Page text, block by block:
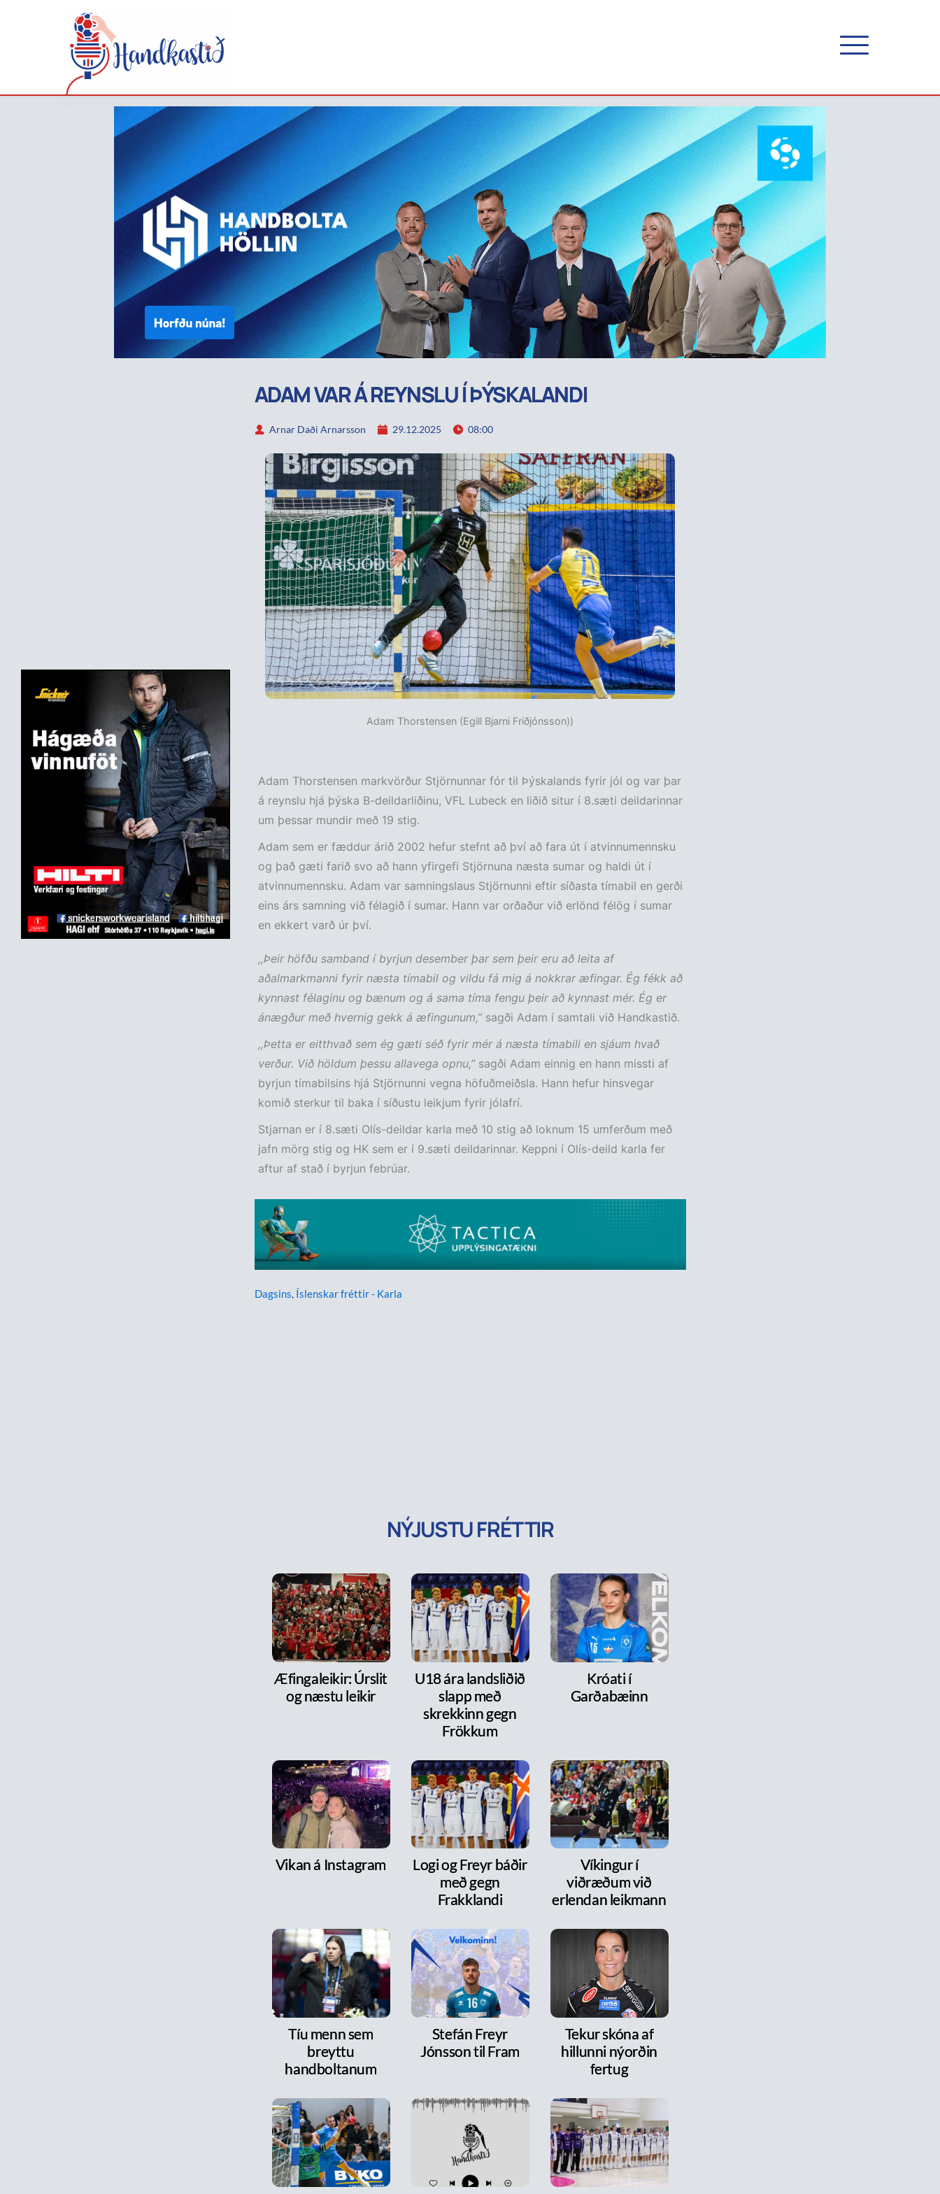
ADAM VAR Á REYNSLU Í ÞÝSKALANDI
Arnar Daði Arnarsson 29.12.2025 08:00
Adam Thorstensen (Egill Bjarni Friðjónsson))
Adam Thorstensen markvörður Stjörnunnar fór til Þýskalands fyrir jól og var þar
á reynslu hjá þýska B-deildarliðinu, VFL Lubeck en liðið situr í 8.sæti deildarinnar
um þessar mundir með 19 stig.
Adam sem er fæddur árið 2002 hefur stefnt að því að fara út í atvinnumennsku
og það gæti farið svo að hann yfirgefi Stjörnuna næsta sumar og haldi út í
atvinnumennsku. Adam var samningslaus Stjörnunni eftir síðasta tímabil en gerði
eins árs samning við félagið í sumar. Hann var orðaður við erlönd félög í sumar
en ekkert varð úr því.
,,Þeir höfðu samband í byrjun desember þar sem þeir eru að leita af
aðalmarkmanni fyrir næsta tímabil og vildu fá mig á nokkrar æfingar. Ég fékk að
kynnast félaginu og bænum og á sama tíma fengu þeir að kynnast mér. Ég er
ánægður með hvernig gekk á æfingunum,”sagði Adam í samtali við Handkastið.
,,Þetta er eitthvað sem ég gæti séð fyrir mér á næsta tímabili en sjáum hvað
verður. Við höldum þessu allavega opnu,”sagði Adam einnig en hann missti af
byrjun tímabilsins hjá Stjörnunni vegna höfuðmeiðsla. Hann hefur hinsvegar
komið sterkur til baka í síðustu leikjum fyrir jólafrí.
Stjarnan er í 8.sæti Olís-deildar karla með 10 stig að loknum 15 umferðum með
jafn mörg stig og HK sem er í 9.sæti deildarinnar. Keppni í Olís-deild karla fer
aftur af stað í byrjun febrúar.
Dagsins, Íslenskar fréttir - Karla
NÝJUSTU FRÉTTIR
Æfingaleikir: Úrslit
og næstu leikir
U18 ára landsliðið
slapp með
skrekkinn gegn
Frökkum
Króati í
Garðabæinn
Vikan á Instagram
Logi og Freyr báðir
með gegn
Frakklandi
Víkingur í
viðræðum við
erlendan leikmann
Tíu menn sem
breyttu
handboltanum
Stefán Freyr
Jónsson til Fram
Tekur skóna af
hillunni nýorðin
fertug